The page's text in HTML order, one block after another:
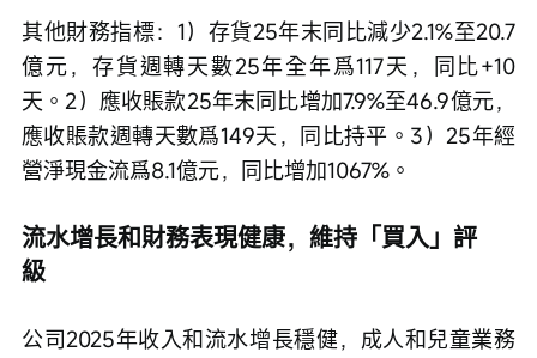
其他財務指標：1）存貨25年末同比減少2.1%至20.7
億元，存貨週轉天數25年全年爲117天，同比+10
天。2）應收賬款25年末同比增加7.9%至46.9億元，
應收賬款週轉天數爲149天，同比持平。3）25年經
營淨現金流爲8.1億元，同比增加1067%。
流水增長和財務表現健康，維持「買入」評
級
公司2025年收入和流水增長穩健，成人和兒童業務